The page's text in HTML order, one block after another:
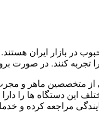
در بازار ایران
کنند. در صورت
متخصصین ماهر و
این دستگاه ها را
مراجعه کرده و